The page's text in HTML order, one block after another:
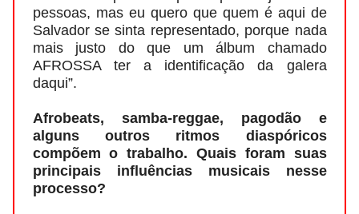
pessoas, mas eu quero que quem é aqui de
Salvador se sinta representado, porque nada
mais justo do que um álbum chamado
AFROSSA ter a identificação da galera
daqui”.
Afrobeats, samba-reggae, pagodão e
alguns outros ritmos diaspóricos
compõem o trabalho. Quais foram suas
principais influências musicais nesse
processo?